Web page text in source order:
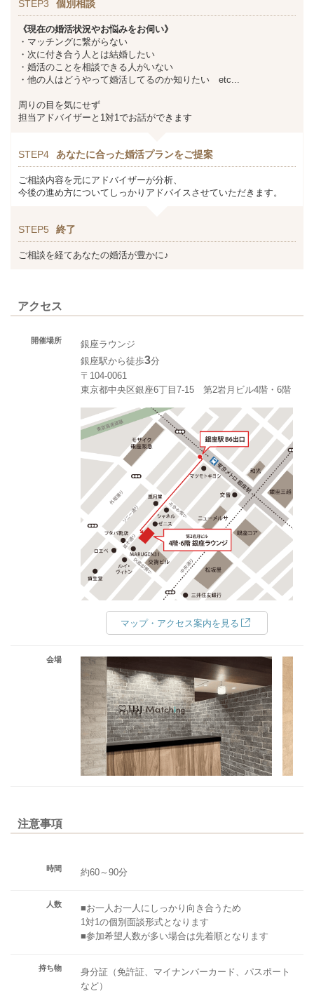
STEP3 個別相談
《現在の婚活状況やお悩みをお伺い》
・マッチングに繋がらない
・次に付き合う人とは結婚したい
・婚活のことを相談できる人がいない
・他の人はどうやって婚活してるのか知りたい etc...
周りの目を気にせず
担当アドバイザーと1対1でお話ができます
STEP4 あなたに合った婚活プランをご提案
ご相談内容を元にアドバイザーが分析、
今後の進め方についてしっかりアドバイスさせていただきます。
STEP5 終了
ご相談を経てあなたの婚活が豊かに♪
アクセス
開催場所
銀座ラウンジ
銀座駅から徒歩3分
〒104-0061
東京都中央区銀座6丁目7-15 第2岩月ビル4階・6階
マップ・アクセス案内を見る
会場
注意事項
時間 約60～90分
人数
■お一人お一人にしっかり向き合うため
1対1の個別面談形式となります
■参加希望人数が多い場合は先着順となります
持ち物
身分証（免許証、マイナンバーカード、パスポート
など）